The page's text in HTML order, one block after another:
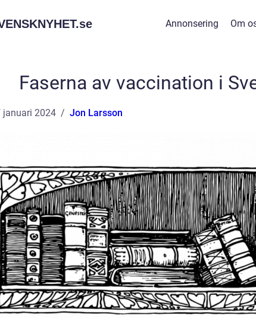
se Annonsering Om
Faserna av vaccination i
januari 2024 Jon Larsson